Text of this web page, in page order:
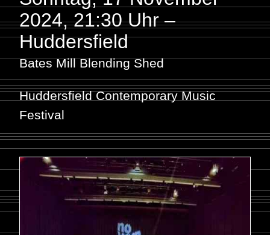
2024,21:30 Uhr –
Huddersfield
Bates Mill Blending Shed
Huddersfield Contemporary Music
Festival